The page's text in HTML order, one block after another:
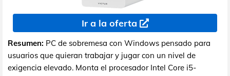
Ir a la oferta
Resumen: PC de sobremesa con Windows pensado para
usuarios que quieran trabajar y jugar con un nivel de
exigencia elevado. Monta el procesador Intel Core i5-